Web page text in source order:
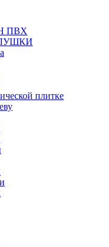
ПВХ
плитке